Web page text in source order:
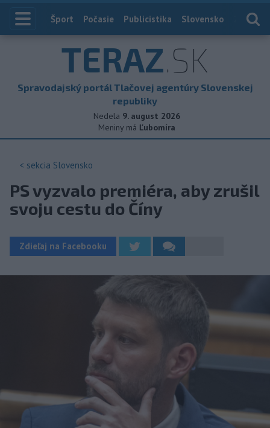
Index
Šport Počasie Publicistika Slovensko
TERAZ.SK
Spravodajský portál Tlačovej agentúry Slovenskej
republiky
Nedela 9. august 2026
Meniny má Ľubomíra
< sekcia Slovensko
PS vyzvalo premiéra, aby zrušil
svoju cestu do Číny
Zdieľaj na Facebooku